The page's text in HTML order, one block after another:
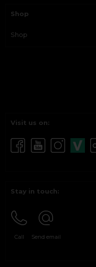
Shop
Shop
Visit us on:
Stay in touch:
Call Send email